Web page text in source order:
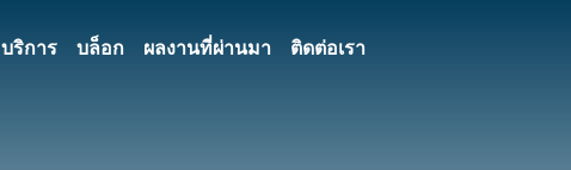
บริการ บล็อก ผลงานที่ผ่านมา ติดต่อเรา